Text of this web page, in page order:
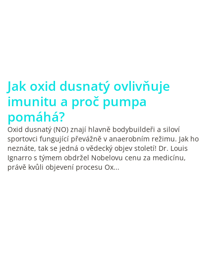
Jak oxid dusnatý ovlivňuje
imunitu a proč pumpa
pomáhá?
Oxid dusnatý (NO) znají hlavně bodybuildeři a siloví
sportovci fungující převážně v anaerobním režimu. Jak ho
neznáte, tak se jedná o vědecký objev století! Dr. Louis
Ignarro s týmem obdržel Nobelovu cenu za medicínu,
právě kvůli objevení procesu Ox...